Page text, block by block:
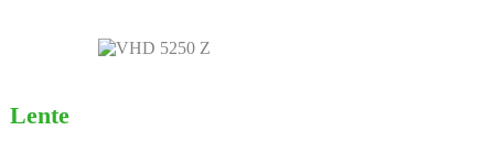
Lente